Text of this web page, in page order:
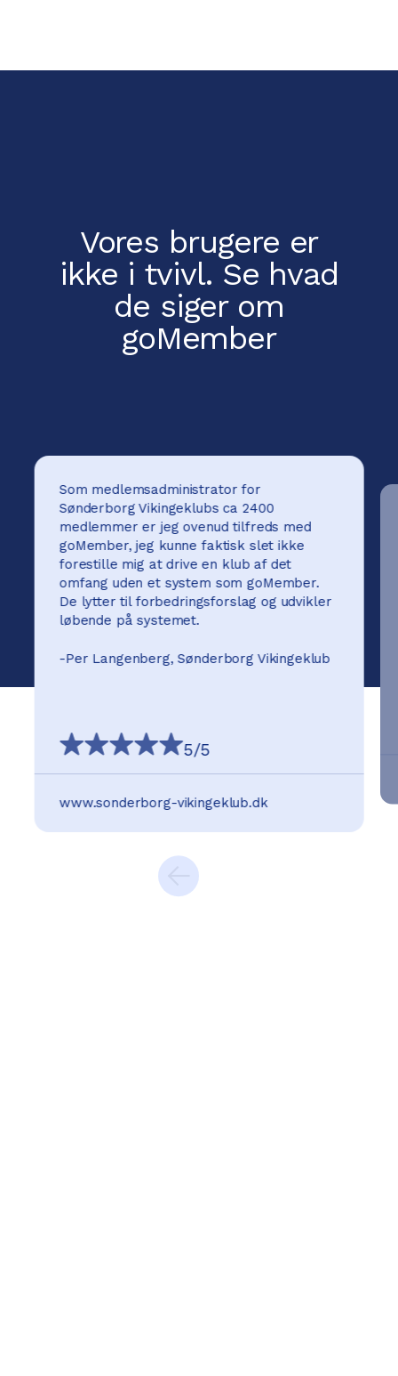
Vores brugere er
ikke i tvivl. Se hvad
de siger om
goMember
Som medlemsadministrator for
Sønderborg Vikingeklubs ca 2400
medlemmer er jeg ovenud tilfreds med
goMember, jeg kunne faktisk slet ikke
forestille mig at drive en klub af det
omfang uden et system som goMember.
De lytter til forbedringsforslag og udvikler
løbende på systemet.
-Per Langenberg, Sønderborg Vikingeklub
5/5
www.sonderborg-vikingeklub.dk